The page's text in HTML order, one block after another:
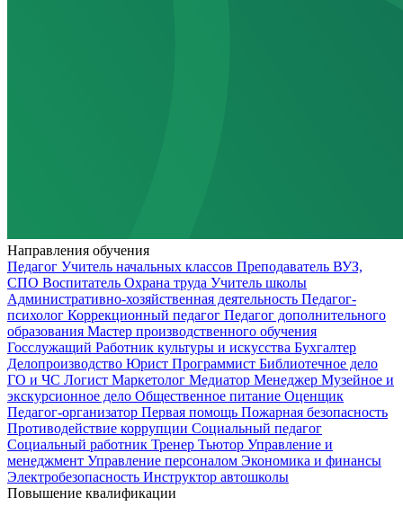
Направления обучения
Педагог Учитель начальных классов Преподаватель ВУЗ,
СПО Воспитатель Охрана труда Учитель школы
Административно-хозяйственная деятельность Педагог-
психолог Коррекционный педагог Педагог дополнительного
образования Мастер производственного обучения
Госслужащий Работник культуры и искусства Бухгалтер
Делопроизводство Юрист Программист Библиотечное дело
ГО и ЧС Логист Маркетолог Медиатор Менеджер Музейное и
экскурсионное дело Общественное питание Оценщик
Педагог-организатор Первая помощь Пожарная безопасность
Противодействие коррупции Социальный педагог
Социальный работник Тренер Тьютор Управление и
менеджмент Управление персоналом Экономика и финансы
Электробезопасность Инструктор автошколы
Повышение квалификации